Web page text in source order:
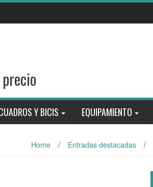
Y BICIS EQUIPAMIENTO
Home / Entradas destacadas /